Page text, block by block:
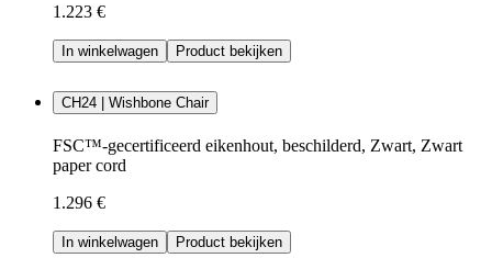
1.223 €
In winkelwagen Product bekijken
CH24 | Wishbone Chair
FSC™-gecertificeerd eikenhout, beschilderd, Zwart, Zwart
paper cord
1.296 €
In winkelwagen Product bekijken